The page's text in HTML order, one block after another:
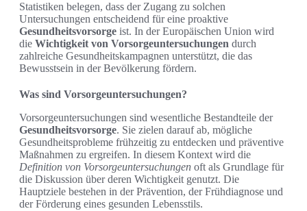
Statistiken belegen, dass der Zugang zu solchen
Untersuchungen entscheidend für eine proaktive
Gesundheitsvorsorge ist. In der Europäischen Union wird
die Wichtigkeit von Vorsorgeuntersuchungen durch
zahlreiche Gesundheitskampagnen unterstützt, die das
Bewusstsein in der Bevölkerung fördern.
Was sind Vorsorgeuntersuchungen?
Vorsorgeuntersuchungen sind wesentliche Bestandteile der
Gesundheitsvorsorge. Sie zielen darauf ab, mögliche
Gesundheitsprobleme frühzeitig zu entdecken und präventive
Maßnahmen zu ergreifen. In diesem Kontext wird die
Definition von Vorsorgeuntersuchungen oft als Grundlage für
die Diskussion über deren Wichtigkeit genutzt. Die
Hauptziele bestehen in der Prävention, der Frühdiagnose und
der Förderung eines gesunden Lebensstils.